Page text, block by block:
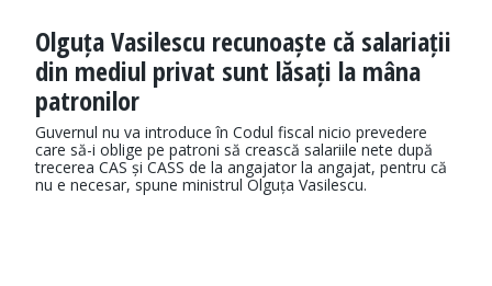
Olguța Vasilescu recunoaște că salariații
din mediul privat sunt lăsați la mâna
patronilor
Guvernul nu va introduce în Codul fiscal nicio prevedere
care să-i oblige pe patroni să crească salariile nete după
trecerea CAS și CASS de la angajator la angajat, pentru că
nu e necesar, spune ministrul Olguța Vasilescu.